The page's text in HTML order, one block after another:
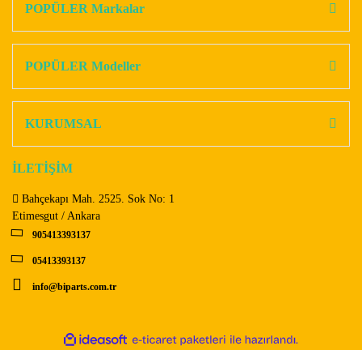
Ürün açıklamasında eksik bilgiler bulunuyor.
Bu ürüne benzer farklı alternatifler olmalı.
POPÜLER Markalar
POPÜLER Modeller
KURUMSAL
İLETİŞİM
Bahçekapı Mah. 2525. Sok No: 1
Etimesgut / Ankara
905413393137
05413393137
info@biparts.com.tr
ideasoft
e-